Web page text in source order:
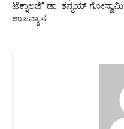
ಟೆಕ್ನಾಲಜಿ” ಡಾ. ತನ್ಮಯ್ ಗೋಸ್ವಾಮಿ
ಉಪನ್ಯಾಸ